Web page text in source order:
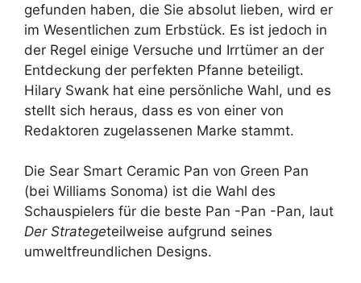
gefunden haben, die Sie absolut lieben, wird er
im Wesentlichen zum Erbstück. Es ist jedoch in
der Regel einige Versuche und Irrtümer an der
Entdeckung der perfekten Pfanne beteiligt.
Hilary Swank hat eine persönliche Wahl, und es
stellt sich heraus, dass es von einer von
Redaktoren zugelassenen Marke stammt.
Die Sear Smart Ceramic Pan von Green Pan
(bei Williams Sonoma) ist die Wahl des
Schauspielers für die beste Pan -Pan -Pan, laut
Der Strategeteilweise aufgrund seines
umweltfreundlichen Designs.